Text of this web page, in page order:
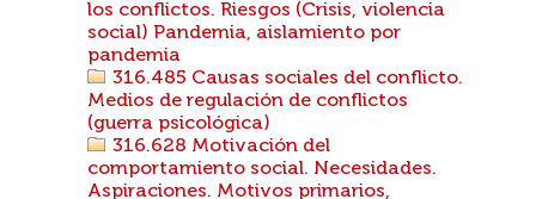
los conflictos. Riesgos (Crisis, violencia
social) Pandemia, aislamiento por
pandemia
316.485 Causas sociales del conflicto.
Medios de regulación de conflictos
(guerra psicológica)
316.628 Motivación del
comportamiento social. Necesidades.
Aspiraciones. Motivos primarios,